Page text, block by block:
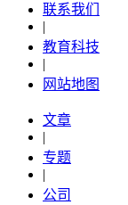
联系我们
|
教育科技
|
网站地图
文章
|
专题
|
公司